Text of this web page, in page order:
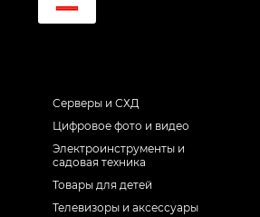
Серверы и СХД
Цифровое фото и видео
Электроинструменты и
садовая техника
Товары для детей
Телевизоры и аксессуары